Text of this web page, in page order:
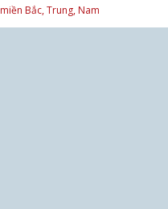
Bắc, Trung, Nam